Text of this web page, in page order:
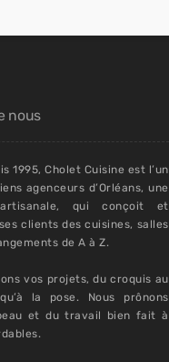
nous
1995, Cholet Cuisine est l’un
agenceurs d’Orléans, une
qui conçoit et
clients des cuisines, salles
de A à Z.
vos projets, du croquis au
la pose. Nous prônons
et du travail bien fait à